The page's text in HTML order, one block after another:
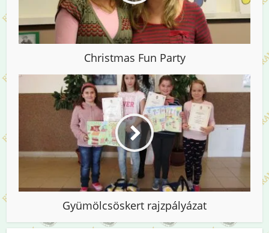
Christmas Fun Party
Gyümölcsöskert rajzpályázat